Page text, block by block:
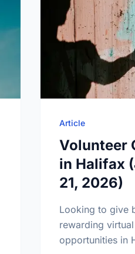
Article
Volunteer
in Halifax
21, 2026)
Looking to give
rewarding
opportunities in